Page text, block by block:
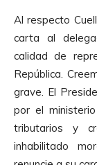
Al respecto
carta al
calidad de
República.
grave. El
por el
tributarios y
inhabilitado